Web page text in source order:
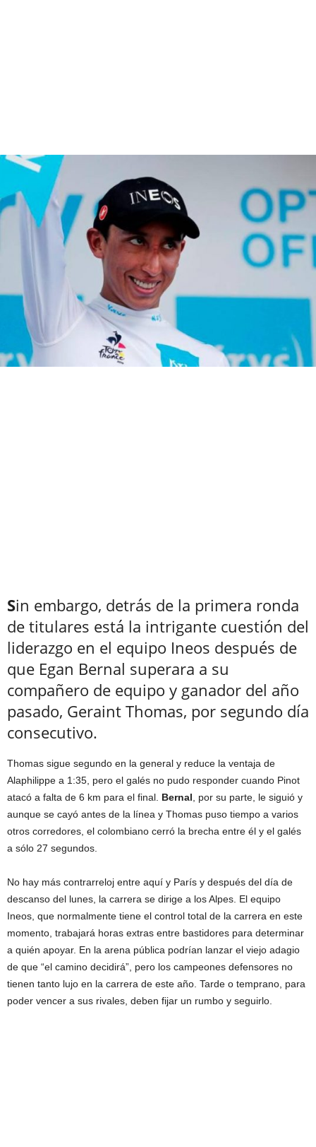
Sin embargo, detrás de la primera ronda
de titulares está la intrigante cuestión del
liderazgo en el equipo Ineos después de
que Egan Bernal superara a su
compañero de equipo y ganador del año
pasado, Geraint Thomas, por segundo día
consecutivo.
Thomas sigue segundo en la general y reduce la ventaja de
Alaphilippe a 1:35, pero el galés no pudo responder cuando Pinot
atacó a falta de 6 km para el final. Bernal, por su parte, le siguió y
aunque se cayó antes de la línea y Thomas puso tiempo a varios
otros corredores, el colombiano cerró la brecha entre él y el galés
a sólo 27 segundos.
No hay más contrarreloj entre aquí y París y después del día de
descanso del lunes, la carrera se dirige a los Alpes. El equipo
Ineos, que normalmente tiene el control total de la carrera en este
momento, trabajará horas extras entre bastidores para determinar
a quién apoyar. En la arena pública podrían lanzar el viejo adagio
de que “el camino decidirá”, pero los campeones defensores no
tienen tanto lujo en la carrera de este año. Tarde o temprano, para
poder vencer a sus rivales, deben fijar un rumbo y seguirlo.